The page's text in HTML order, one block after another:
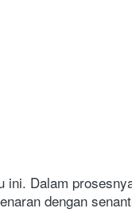
Dalam
dengan